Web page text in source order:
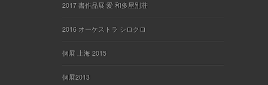
2017 書作品展 愛 和多屋別荘
2016 オーケストラ シロクロ
個展 上海 2015
個展2013